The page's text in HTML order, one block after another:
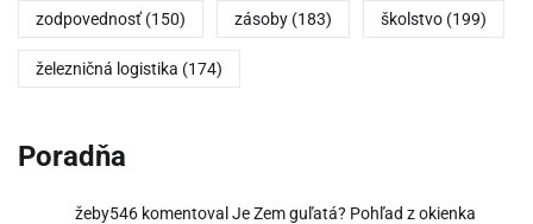
zodpovednosť (150) zásoby (183) školstvo (199)
železničná logistika (174)
Poradňa
žeby546 komentovalJe Zem guľatá? Pohľad z okienka